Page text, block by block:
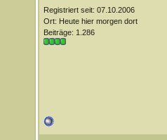
Registriert seit: 07.10.2006
Ort: Heute hier morgen dort
Beiträge: 1.286